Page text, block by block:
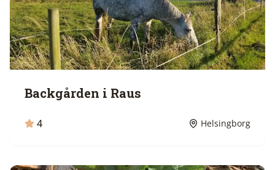
Backgården i Raus
4 Helsingborg